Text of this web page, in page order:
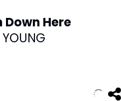
Down Here
YOUNG